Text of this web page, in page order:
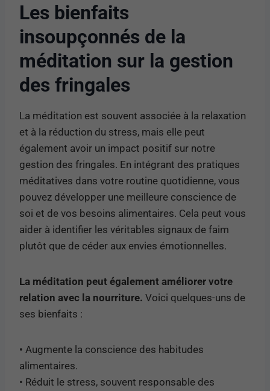
Les bienfaits
insoupçonnés de la
méditation sur la gestion
des fringales
La méditation est souvent associée à la relaxation
et à la réduction du stress, mais elle peut
également avoir un impact positif sur notre
gestion des fringales. En intégrant des pratiques
méditatives dans votre routine quotidienne, vous
pouvez développer une meilleure conscience de
soi et de vos besoins alimentaires. Cela peut vous
aider à identifier les véritables signaux de faim
plutôt que de céder aux envies émotionnelles.
La méditation peut également améliorer votre
relation avec la nourriture. Voici quelques-uns de
ses bienfaits :
• Augmente la conscience des habitudes
alimentaires.
• Réduit le stress, souvent responsable des